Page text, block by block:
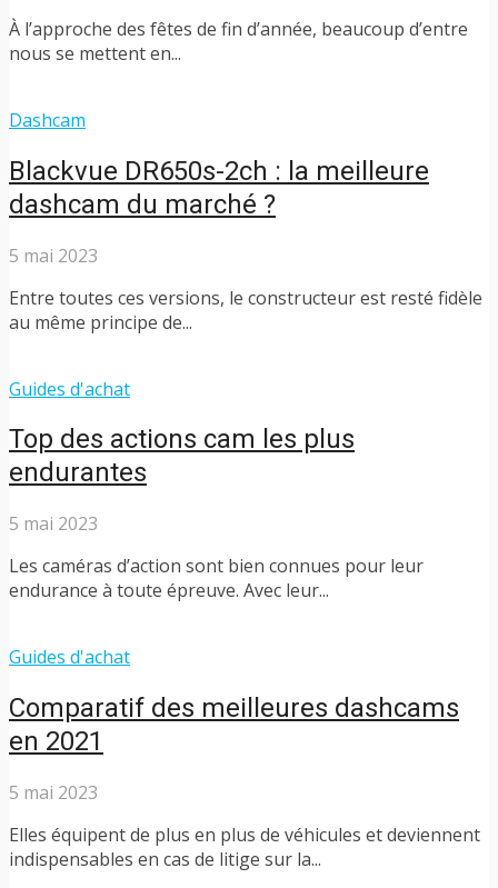
À l’approche des fêtes de fin d’année, beaucoup d’entre
nous se mettent en...
Dashcam
Blackvue DR650s-2ch : la meilleure
dashcam du marché ?
5 mai 2023
Entre toutes ces versions, le constructeur est resté fidèle
au même principe de...
Guides d'achat
Top des actions cam les plus
endurantes
5 mai 2023
Les caméras d’action sont bien connues pour leur
endurance à toute épreuve. Avec leur...
Guides d'achat
Comparatif des meilleures dashcams
en 2021
5 mai 2023
Elles équipent de plus en plus de véhicules et deviennent
indispensables en cas de litige sur la...